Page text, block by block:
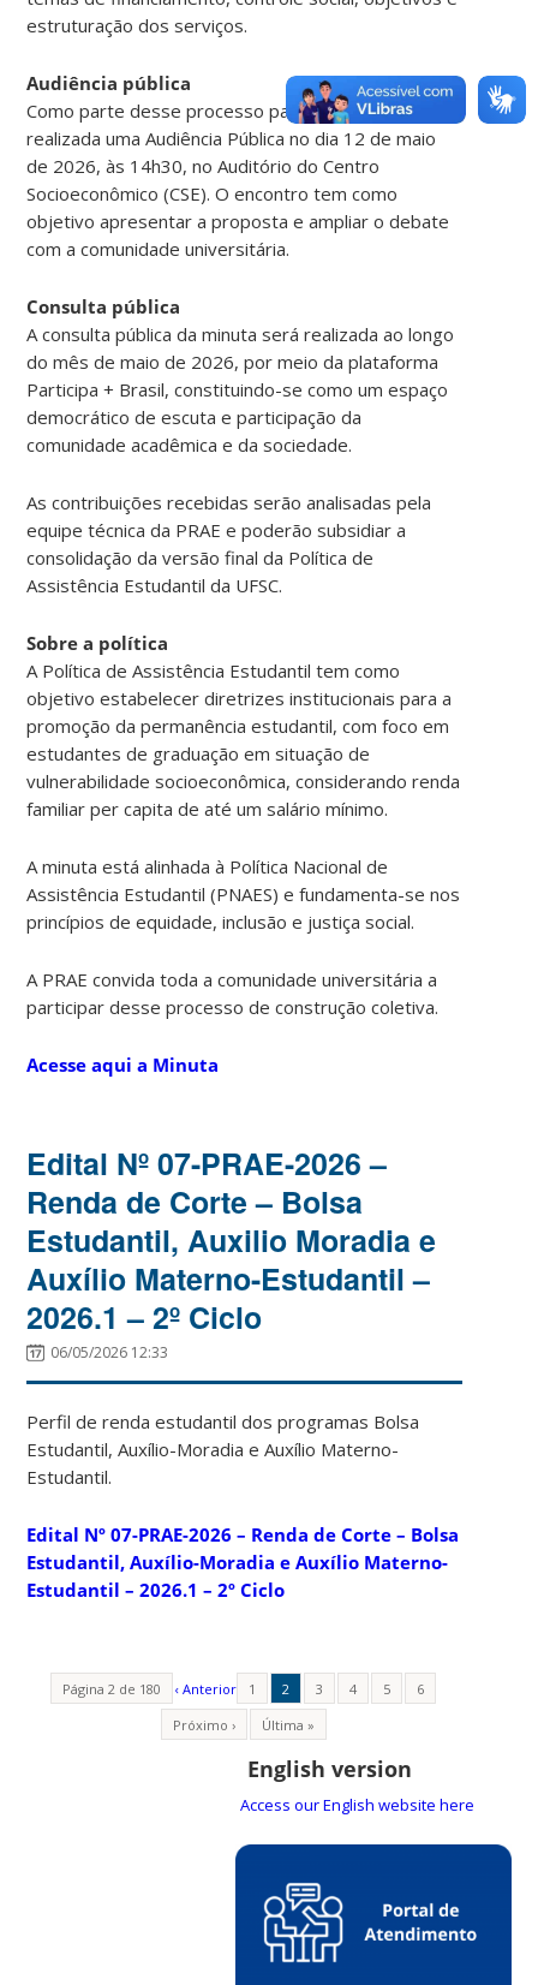
estruturação dos serviços.
Audiência pública
Como parte desse processo participativo, será
realizada uma Audiência Pública no dia 12 de maio
de 2026, às 14h30, no Auditório do Centro
Socioeconômico (CSE). O encontro tem como
objetivo apresentar a proposta e ampliar o debate
com a comunidade universitária.
Consulta pública
A consulta pública da minuta será realizada ao longo
do mês de maio de 2026, por meio da plataforma
Participa + Brasil, constituindo-se como um espaço
democrático de escuta e participação da
comunidade acadêmica e da sociedade.
As contribuições recebidas serão analisadas pela
equipe técnica da PRAE e poderão subsidiar a
consolidação da versão final da Política de
Assistência Estudantil da UFSC.
Sobre a política
A Política de Assistência Estudantil tem como
objetivo estabelecer diretrizes institucionais para a
promoção da permanência estudantil, com foco em
estudantes de graduação em situação de
vulnerabilidade socioeconômica, considerando renda
familiar per capita de até um salário mínimo.
A minuta está alinhada à Política Nacional de
Assistência Estudantil (PNAES) e fundamenta-se nos
princípios de equidade, inclusão e justiça social.
A PRAE convida toda a comunidade universitária a
participar desse processo de construção coletiva.
Acesse aqui a Minuta
Edital Nº 07-PRAE-2026 –
Renda de Corte – Bolsa
Estudantil, Auxilio Moradia e
Auxílio Materno-Estudantil –
2026.1 – 2º Ciclo
06/05/2026 12:33
Perfil de renda estudantil dos programas Bolsa
Estudantil, Auxílio-Moradia e Auxílio Materno-
Estudantil.
Edital Nº 07-PRAE-2026 – Renda de Corte – Bolsa
Estudantil, Auxílio-Moradia e Auxílio Materno-
Estudantil – 2026.1 – 2º Ciclo
Página 2 de 180 ‹ Anterior 1 2 3 4 5
6
Próximo ›
Última »
English version
Access our English website here